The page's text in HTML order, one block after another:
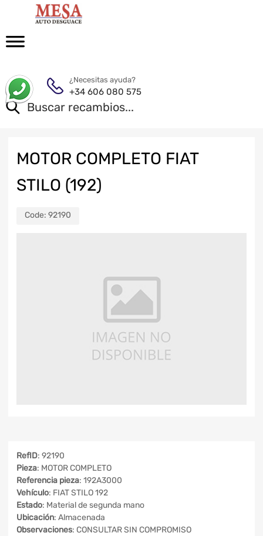
¿Necesitas ayuda?
+34 606 080 575
MOTOR COMPLETO FIAT
STILO (192)
Code: 92190
RefID: 92190
Pieza: MOTOR COMPLETO
Referencia pieza: 192A3000
Vehículo: FIAT STILO 192
Estado: Material de segunda mano
Ubicación: Almacenada
Observaciones: CONSULTAR SIN COMPROMISO